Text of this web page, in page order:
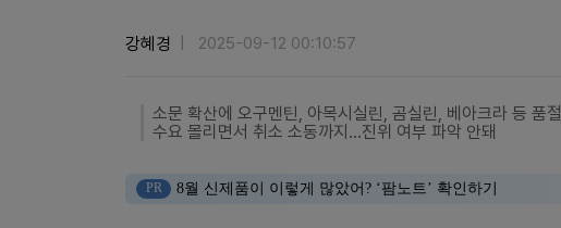
강혜경 2025-09-12 00:10:57
소문 확산에 오구멘틴, 아목시실린, 곰실린, 베아크라 등 품절
수요 몰리면서 취소 소동까지…진위 여부 파악 안돼
PR 8월 신제품이 이렇게 많았어? ‘팜노트’ 확인하기